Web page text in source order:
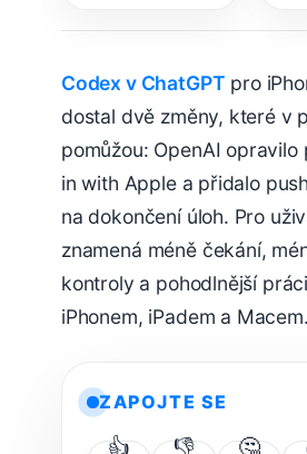
Codex v ChatGPT pro
dostal dvě změny, které v
pomůžou: OpenAI opravilo
in with Apple a přidalo
na dokončení úloh. Pro
znamená méně čekání,
kontroly a pohodlnější
iPhonem, iPadem a Macem.
ZAPOJTE SE
👍 👎 🤔